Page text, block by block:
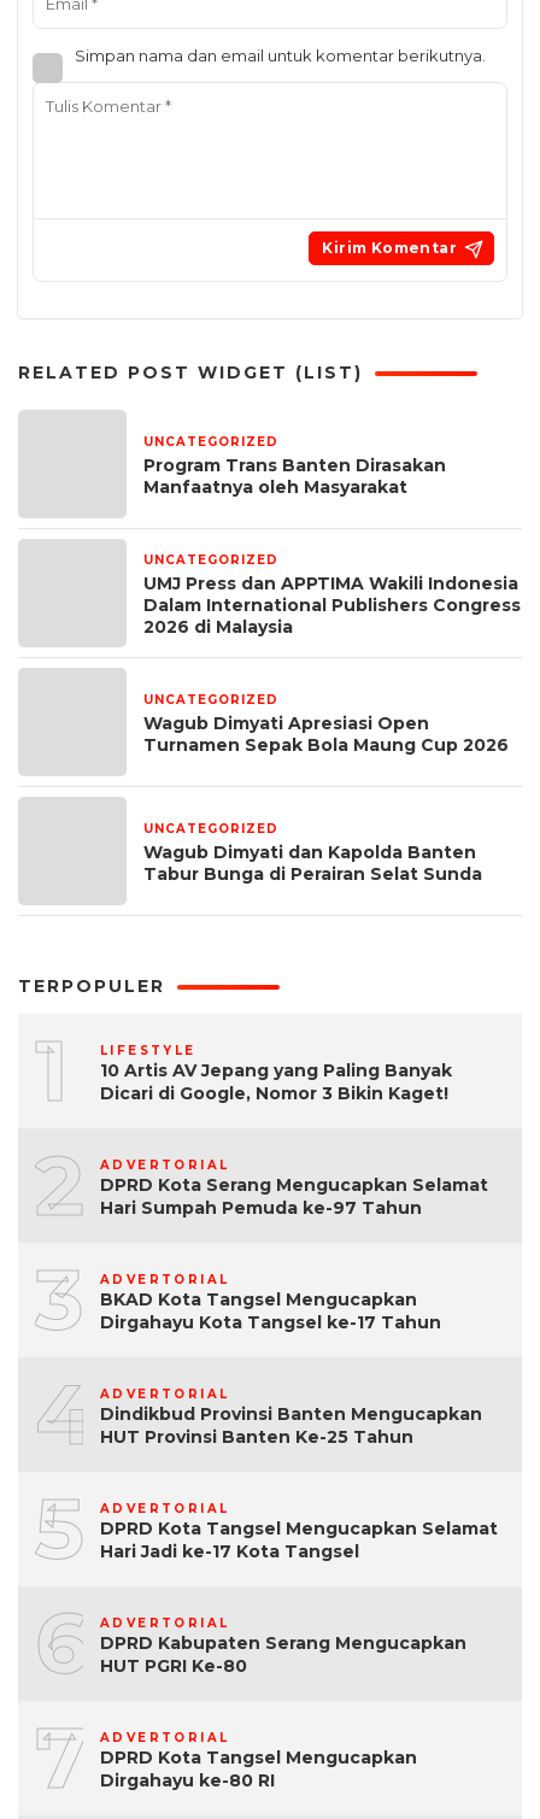
Simpan nama dan email untuk komentar berikutnya.
RELATED POST WIDGET (LIST)
UNCATEGORIZED
Program Trans Banten Dirasakan
Manfaatnya oleh Masyarakat
UNCATEGORIZED
UMJ Press dan APPTIMA Wakili Indonesia
Dalam International Publishers Congress
2026 di Malaysia
UNCATEGORIZED
Wagub Dimyati Apresiasi Open
Turnamen Sepak Bola Maung Cup 2026
UNCATEGORIZED
Wagub Dimyati dan Kapolda Banten
Tabur Bunga di Perairan Selat Sunda
TERPOPULER
1 LIFESTYLE
10 Artis AV Jepang yang Paling Banyak
Dicari di Google, Nomor 3 Bikin Kaget!
2 ADVERTORIAL
DPRD Kota Serang Mengucapkan Selamat
Hari Sumpah Pemuda ke-97 Tahun
3 ADVERTORIAL
BKAD Kota Tangsel Mengucapkan
Dirgahayu Kota Tangsel ke-17 Tahun
4 ADVERTORIAL
Dindikbud Provinsi Banten Mengucapkan
HUT Provinsi Banten Ke-25 Tahun
5 ADVERTORIAL
DPRD Kota Tangsel Mengucapkan Selamat
Hari Jadi ke-17 Kota Tangsel
6 ADVERTORIAL
DPRD Kabupaten Serang Mengucapkan
HUT PGRI Ke-80
7 ADVERTORIAL
DPRD Kota Tangsel Mengucapkan
Dirgahayu ke-80 RI